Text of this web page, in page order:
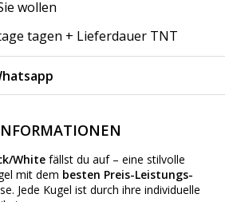
wollen
tagen + Lieferdauer TNT
White fällst du auf – eine stilvolle
mit dem besten Preis-Leistungs-
Jede Kugel ist durch ihre individuelle